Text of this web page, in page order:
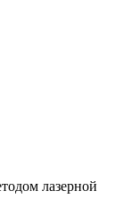
лазерной